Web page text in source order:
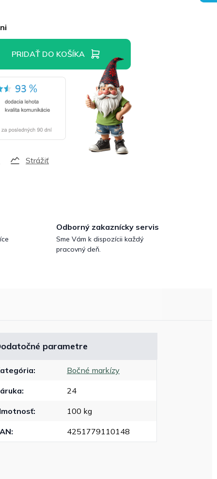
PRIDAŤ DO KOŠÍKA
Strážiť
Odborný zakaznícky servis
Sme Vám k dispozícii každý
pracovný deň.
parametre
: Bočné markízy
: 24
: 100 kg
: 4251779110148